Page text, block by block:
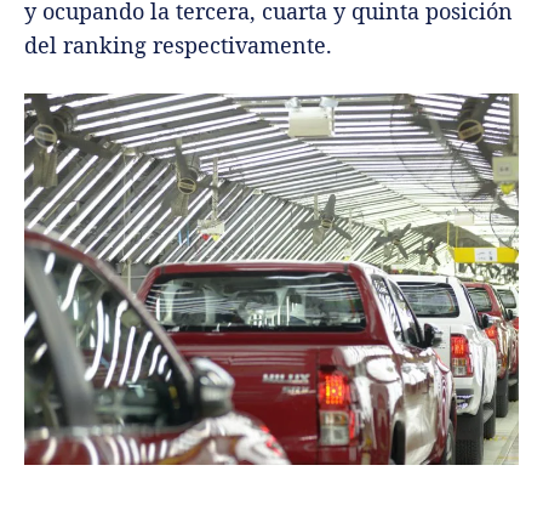
y ocupando la tercera, cuarta y quinta posición
del ranking respectivamente.